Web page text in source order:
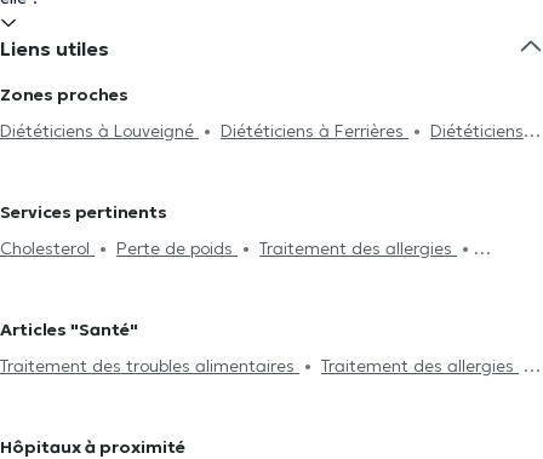
Liens utiles
Zones proches
Diététiciens à Louveigné
Diététiciens à Ferrières
Diététiciens à
Services pertinents
Cholesterol
Perte de poids
Traitement des allergies
Traitement du diabète
nutritionnel
Analyse de la composition du corps
Anémie
Articles "Santé"
Traitement des troubles alimentaires
Traitement des allergies
Hôpitaux à proximité